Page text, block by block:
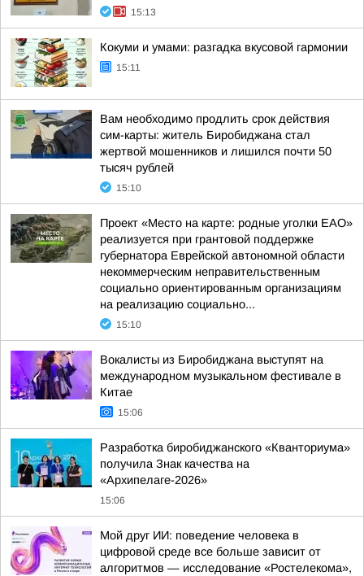
15:13
Кокуми и умами: разгадка вкусовой гармонии
15:11
Вам необходимо продлить срок действия
сим-карты: житель Биробиджана стал
жертвой мошенников и лишился почти 50
тысяч рублей
15:10
Проект «Место на карте: родные уголки ЕАО»
реализуется при грантовой поддержке
губернатора Еврейской автономной области
некоммерческим неправительственным
социально ориентированным организациям
на реализацию социально...
15:10
Вокалисты из Биробиджана выступят на
международном музыкальном фестивале в
Китае
15:06
Разработка биробиджанского «Кванториума»
получила Знак качества на
«Архипелаге-2026»
15:06
Мой друг ИИ: поведение человека в
цифровой среде все больше зависит от
алгоритмов — исследование «Ростелекома»,